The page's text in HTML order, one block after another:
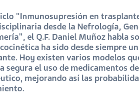
"Inmunosupresión en
desde la Nefrología,
el Q.F. Daniel Muñoz habla
ha sido desde siempre
Hoy existen varios modelos
segura el uso de medicamentos
mejorando así las